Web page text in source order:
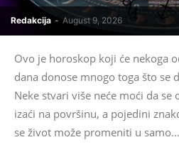
Redakcija - August 9, 2026
Ovo je horoskop koji će nekoga
dana donose mnogo toga što se
Neke stvari više neće moći da se
izaći na površinu, a pojedini
se život može promeniti u samo...